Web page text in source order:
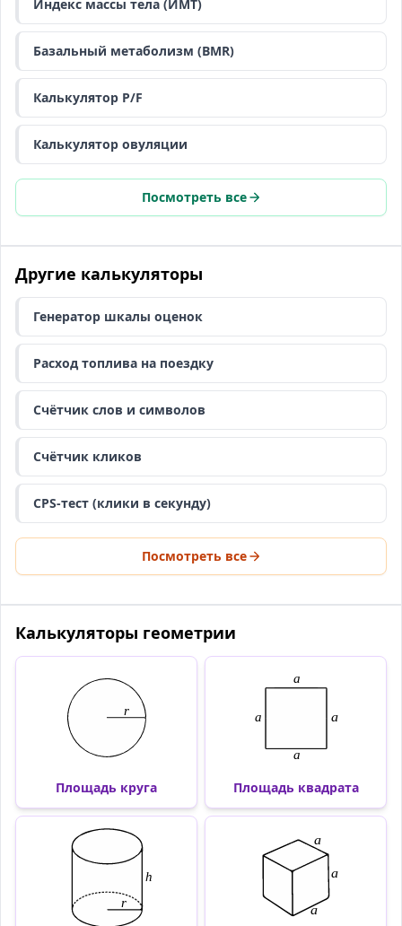
Индекс массы тела (ИМТ)
Базальный метаболизм (BMR)
Калькулятор P/F
Калькулятор овуляции
Посмотреть все
Другие калькуляторы
Генератор шкалы оценок
Расход топлива на поездку
Счётчик слов и символов
Счётчик кликов
CPS-тест (клики в секунду)
Посмотреть все
Калькуляторы геометрии
Площадь круга Площадь квадрата